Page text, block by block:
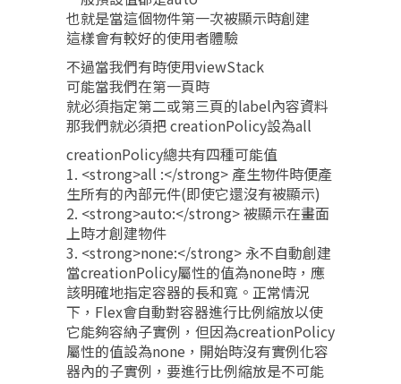
也就是當這個物件第一次被顯示時創建
這樣會有較好的使用者體驗
不過當我們有時使用viewStack
可能當我們在第一頁時
就必須指定第二或第三頁的label內容資料
那我們就必須把 creationPolicy設為all
creationPolicy總共有四種可能值
1. <strong>all :</strong> 產生物件時便產
生所有的內部元件(即使它還沒有被顯示)
2. <strong>auto:</strong> 被顯示在畫面
上時才創建物件
3. <strong>none:</strong> 永不自動創建
當creationPolicy屬性的值為none時，應
該明確地指定容器的長和寬。正常情況
下，Flex會自動對容器進行比例縮放以使
它能夠容納子實例，但因為creationPolicy
屬性的值設為none，開始時沒有實例化容
器內的子實例，要進行比例縮放是不可能